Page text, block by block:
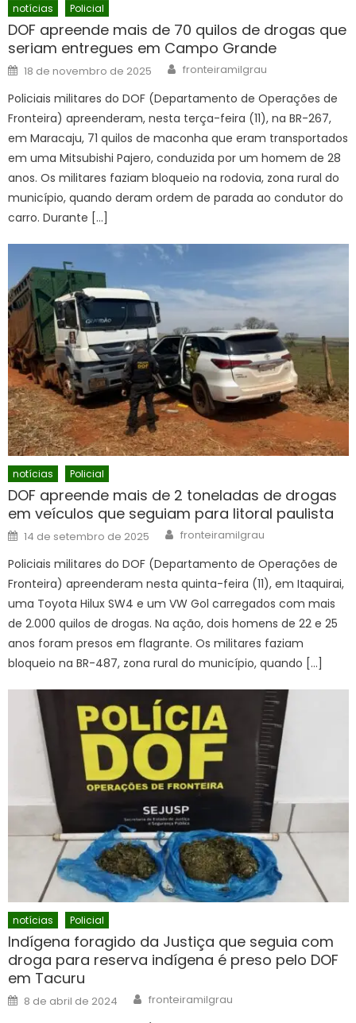
notícias Policial
DOF apreende mais de 70 quilos de drogas que
seriam entregues em Campo Grande
Posted
on
18 de novembro de 2025 Author
fronteiramilgrau
Policiais militares do DOF (Departamento de Operações de
Fronteira) apreenderam, nesta terça-feira (11), na BR-267,
em Maracaju, 71 quilos de maconha que eram transportados
em uma Mitsubishi Pajero, conduzida por um homem de 28
anos. Os militares faziam bloqueio na rodovia, zona rural do
município, quando deram ordem de parada ao condutor do
carro. Durante […]
notícias Policial
DOF apreende mais de 2 toneladas de drogas
em veículos que seguiam para litoral paulista
Posted
on
14 de setembro de 2025 Author
fronteiramilgrau
Policiais militares do DOF (Departamento de Operações de
Fronteira) apreenderam nesta quinta-feira (11), em Itaquirai,
uma Toyota Hilux SW4 e um VW Gol carregados com mais
de 2.000 quilos de drogas. Na ação, dois homens de 22 e 25
anos foram presos em flagrante. Os militares faziam
bloqueio na BR-487, zona rural do município, quando […]
notícias Policial
Indígena foragido da Justiça que seguia com
droga para reserva indígena é preso pelo DOF
em Tacuru
Posted
on
8 de abril de 2024 Author
fronteiramilgrau